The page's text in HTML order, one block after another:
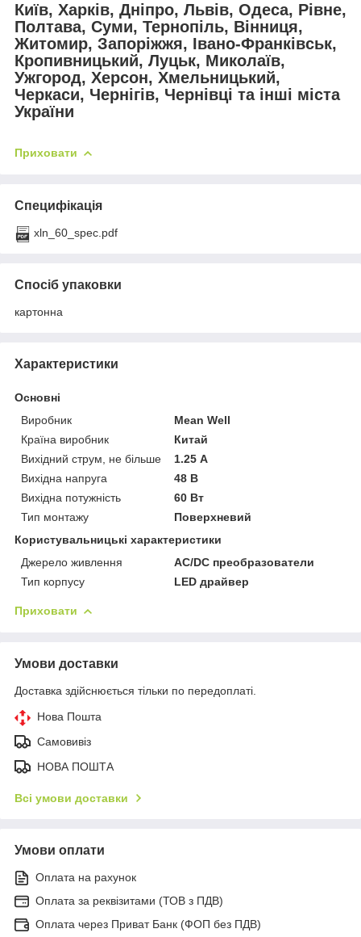
Київ, Харків, Дніпро, Львів, Одеса, Рівне,
Полтава, Суми, Тернопіль, Вінниця,
Житомир, Запоріжжя, Івано-Франківськ,
Кропивницький, Луцьк, Миколаїв,
Ужгород, Херсон, Хмельницький,
Черкаси, Чернігів, Чернівці та інші міста
України
Приховати
Специфікація
xln_60_spec.pdf
Спосіб упаковки
картонна
Характеристики
Основні
Виробник
Mean Well
Країна виробник
Китай
Вихідний струм, не більше
1.25 А
Вихідна напруга
48 В
Вихідна потужність
60 Вт
Тип монтажу
Поверхневий
Користувальницькі характеристики
Джерело живлення
AC/DC преобразователи
Тип корпусу
LED драйвер
Приховати
Умови доставки
Доставка здійснюється тільки по передоплаті.
Нова Пошта
Самовивіз
НОВА ПОШТА
Всі умови доставки
Умови оплати
Оплата на рахунок
Оплата за реквізитами (ТОВ з ПДВ)
Оплата через Приват Банк (ФОП без ПДВ)